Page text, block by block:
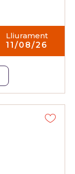
Lliurament
11/08/26